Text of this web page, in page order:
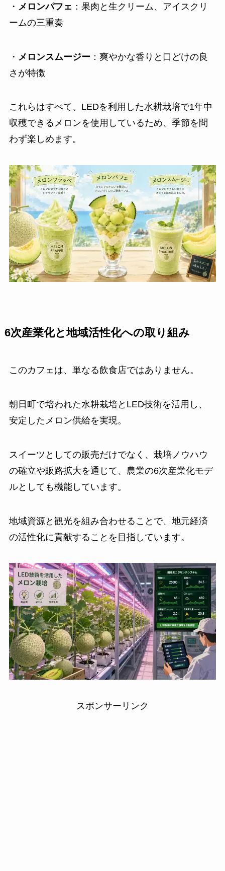
・ メロンパフェ ：果肉と生クリーム、アイスクリ
ームの三重奏
・ メロンスムージー：爽やかな香りと口どけの良
さが特徴
これらはすべて、LEDを利用した水耕栽培で1年中
収穫できるメロンを使用しているため、季節を問
わず楽しめます。
6次産業化と地域活性化への取り組み
このカフェは、単なる飲食店ではありません。
朝日町で培われた水耕栽培とLED技術を活用し、
安定したメロン供給を実現。
スイーツとしての販売だけでなく、栽培ノウハウ
の確立や販路拡大を通じて、農業の6次産業化モデ
ルとしても機能しています。
地域資源と観光を組み合わせることで、地元経済
の活性化に貢献することを目指しています。
スポンサーリンク